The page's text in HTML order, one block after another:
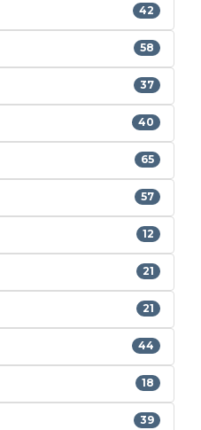
42
58
37
40
65
57
12
21
21
44
18
39